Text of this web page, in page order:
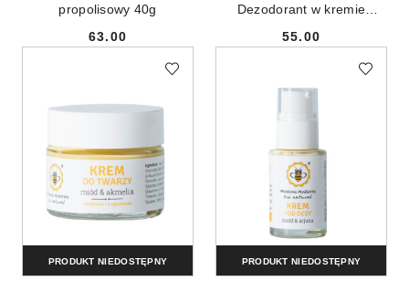
propolisowy 40g
Cena:
63.00
Dezodorant w kremie
Cena:
55.00
PRODUKT NIEDOSTĘPNY PRODUKT NIEDOSTĘPNY